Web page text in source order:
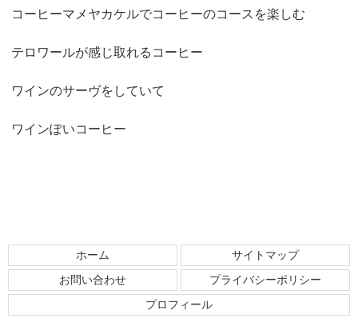
コーヒーマメヤカケルでコーヒーのコースを楽しむ
テロワールが感じ取れるコーヒー
ワインのサーヴをしていて
ワインぽいコーヒー
ホーム
サイトマップ
お問い合わせ
プライバシーポリシー
プロフィール